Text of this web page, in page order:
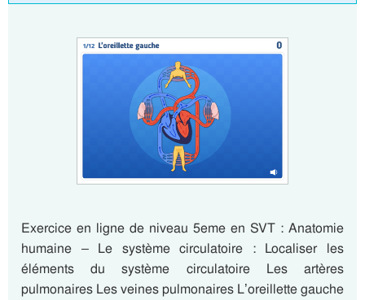
Exercice en ligne de niveau 5eme en SVT : Anatomie
humaine – Le système circulatoire : Localiser les
éléments du système circulatoire Les artères
pulmonaires Les veines pulmonaires L’oreillette gauche